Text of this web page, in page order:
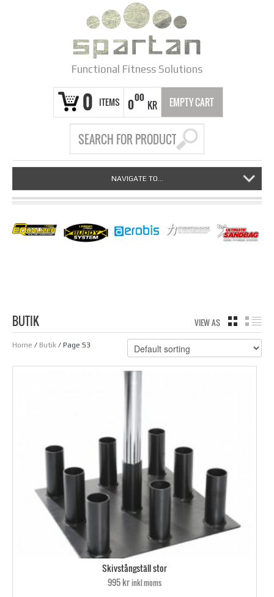
Functional Fitness Solutions
0 ITEMS 000
KR EMPTY CART
NAVIGATE TO...
BUTIK VIEW AS GRID
Home / Butik / Page 53
Skivstångställ stor
995 krinkl moms